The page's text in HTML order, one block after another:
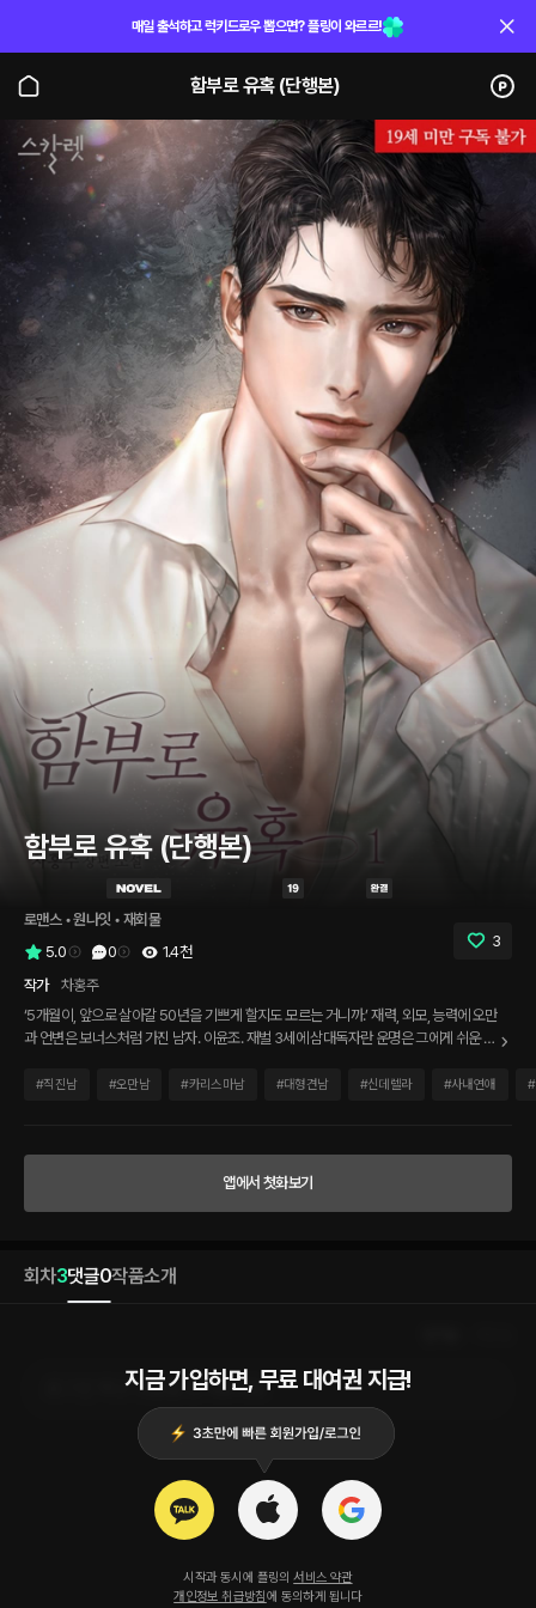
매일 출석하고 럭키드로우 뽑으면? 플링이 와르르!
함부로 유혹 (단행본)
함부로 유혹 (단행본)
로맨스 • 원나잇 • 재회물
5.0
0 1.4천
3
작가
차홍주
‘5개월이, 앞으로 살아갈 50년을 기쁘게 할지도 모르는 거니까.’ 재력, 외모, 능력에 오만
과 언변은 보너스처럼 가진 남자. 이윤조. 재벌 3세에 삼대독자란 운명은 그에게 쉬운 세
“흔히들 그러지. 몸은 거짓말을 안 한다고. 서이재, 너도 날 원하잖아?” 제가 모시는 상사
분노, 욕망, 격정, 인내. 소용돌이치는 윤조의 눈동자를 마주하고 있자, 이재는 알 수 없는
#직진남 #오만남 #카리스마남 #대형견남 #신데렐라 #사내연애 #
앱에서 첫화보기
회차3댓글0작품소개
지금 가입하면, 무료 대여권 지급!
시작과 동시에 플링의 서비스 약관
개인정보 취급방침에 동의하게 됩니다
로그인 하고 댓글을 남겨보세요